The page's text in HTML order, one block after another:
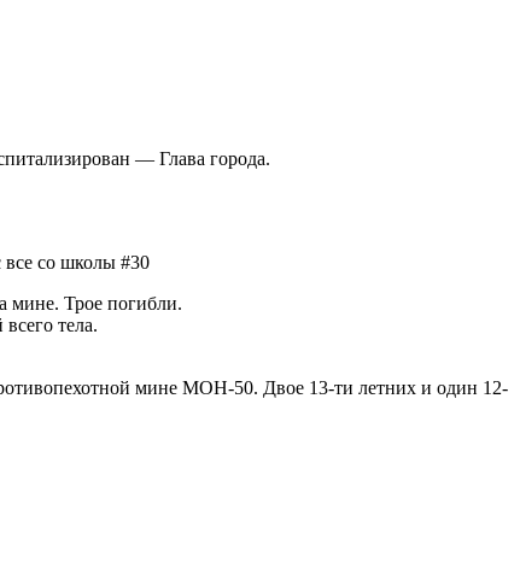
— Глава города.
со школы #30
мине. Трое погибли.
тела.
мине МОН-50. Двое 13-ти летних и один 12-